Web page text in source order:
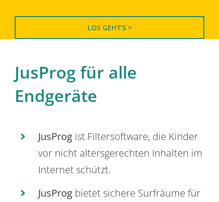
LOS GEHT’S >
JusProg für alle
Endgeräte
JusProg ist Filtersoftware, die Kinder
vor nicht altersgerechten Inhalten im
Internet schützt.
JusProg bietet sichere Surfräume für